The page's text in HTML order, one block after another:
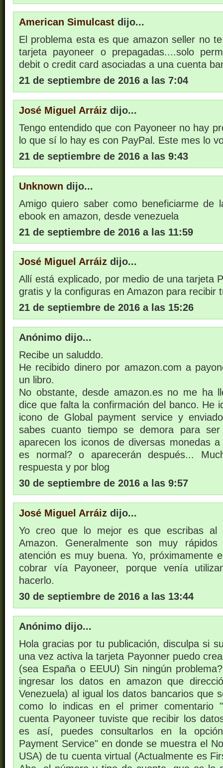
American Simulcast dijo...
El problema esta es que amazon seller no
tarjeta payoneer o prepagadas....solo
debit o credit card asociadas a una cuenta
21 de septiembre de 2016 a las 7:04
José Miguel Arráiz dijo...
Tengo entendido que con Payoneer no hay
lo que sí lo hay es con PayPal. Este mes lo
21 de septiembre de 2016 a las 9:43
Unknown dijo...
Amigo quiero saber como beneficiarme de
ebook en amazon, desde venezuela
21 de septiembre de 2016 a las 11:59
José Miguel Arráiz dijo...
Allí está explicado, por medio de una tarjeta
gratis y la configuras en Amazon para recibir
21 de septiembre de 2016 a las 15:26
Anónimo dijo...
Recibe un saluddo.
He recibido dinero por amazon.com a
un libro.
No obstante, desde amazon.es no me ha
dice que falta la confirmación del banco. He
icono de Global payment service y
sabes cuanto tiempo se demora para
aparecen los iconos de diversas monedas
es normal? o aparecerán después...
respuesta y por blog
30 de septiembre de 2016 a las 9:57
José Miguel Arráiz dijo...
Yo creo que lo mejor es que escribas al
Amazon. Generalmente son muy
atención es muy buena. Yo, próximamente
cobrar vía Payoneer, porque venía
hacerlo.
30 de septiembre de 2016 a las 13:44
Anónimo dijo...
Hola gracias por tu publicación, disculpa si
una vez activa la tarjeta Payonner puedo
(sea España o EEUU) Sin ningún
ingresar los datos en amazon que
Venezuela) al igual los datos bancarios que
como lo indicas en el primer comentario
cuenta Payoneer tuviste que recibir los
es así, puedes consultarlos en la
Payment Service" en donde se muestra el
USA) de tu cuenta virtual (Actualmente es